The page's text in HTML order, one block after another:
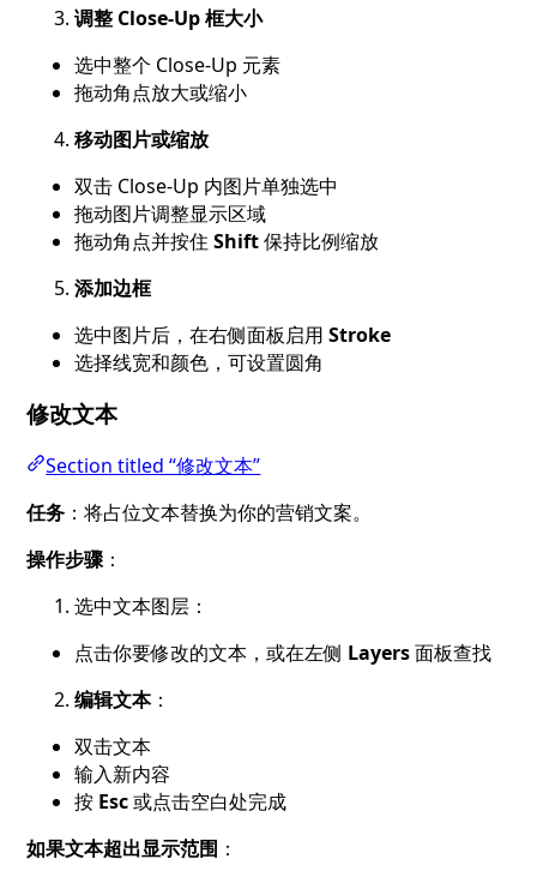
调整 Close-Up 框大小
选中整个 Close-Up 元素
拖动角点放大或缩小
移动图片或缩放
双击 Close-Up 内图片单独选中
拖动图片调整显示区域
拖动角点并按住Shift保持比例缩放
添加边框
选中图片后，在右侧面板启用Stroke
选择线宽和颜色，可设置圆角
修改文本
Section titled “修改文本”
任务 ：将占位文本替换为你的营销文案。
操作步骤：
选中文本图层：
点击你要修改的文本，或在左侧 Layers面板查找
编辑文本：
双击文本
输入新内容
按 Esc或点击空白处完成
如果文本超出显示范围 ：